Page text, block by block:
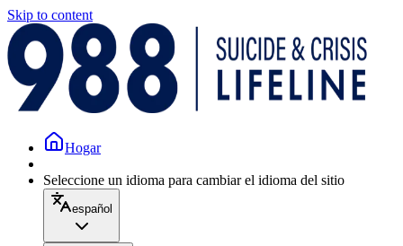
Skip to content
Hogar
Seleccione un idioma para cambiar el idioma del sitio
español